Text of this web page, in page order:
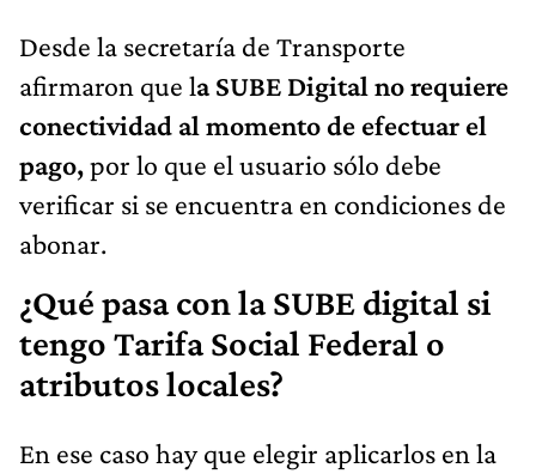
Desde la secretaría de Transporte
afirmaron que la SUBE Digital no requiere
conectividad al momento de efectuar el
pago,por lo que el usuario sólo debe
verificar si se encuentra en condiciones de
abonar.
¿Qué pasa con la SUBE digital si
tengo Tarifa Social Federal o
atributos locales?
En ese caso hay que elegir aplicarlos en la